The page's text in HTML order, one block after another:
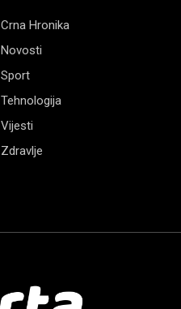
Crna Hronika
Novosti
Sport
Tehnologija
Vijesti
Zdravlje